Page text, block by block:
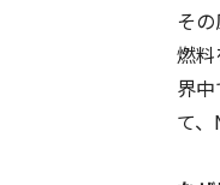
そ
燃
界
て、